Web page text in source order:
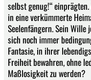
selbst genug!“
in eine verkümmerte
Seelenfängern. Sein
sich noch immer
Fantasie, in ihrer
Freiheit bewahren, ohne
Maßlosigkeit zu werden?